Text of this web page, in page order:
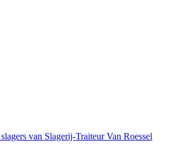
van Slagerij-Traiteur Van Roessel